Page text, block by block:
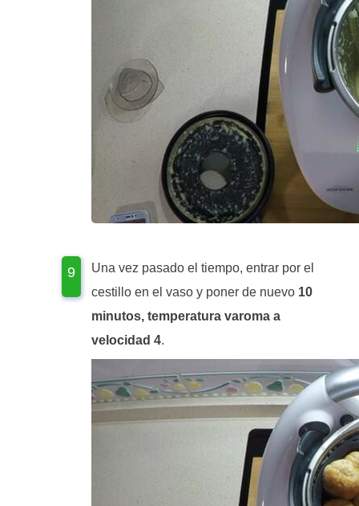
Una vez pasado el tiempo, entrar por el
cestillo en el vaso y poner de nuevo 10
minutos, temperatura varoma a
velocidad 4.